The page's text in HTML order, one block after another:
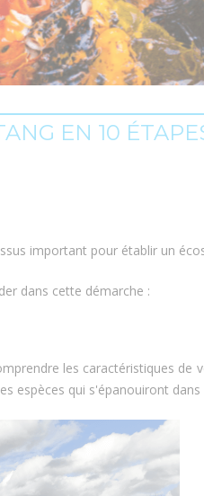
Poisson d'étang, découvrez
incontournables !
8373vues
EN 10
important pour établir un
dans cette démarche :
les caractéristiques
espèces qui s'épanouiront